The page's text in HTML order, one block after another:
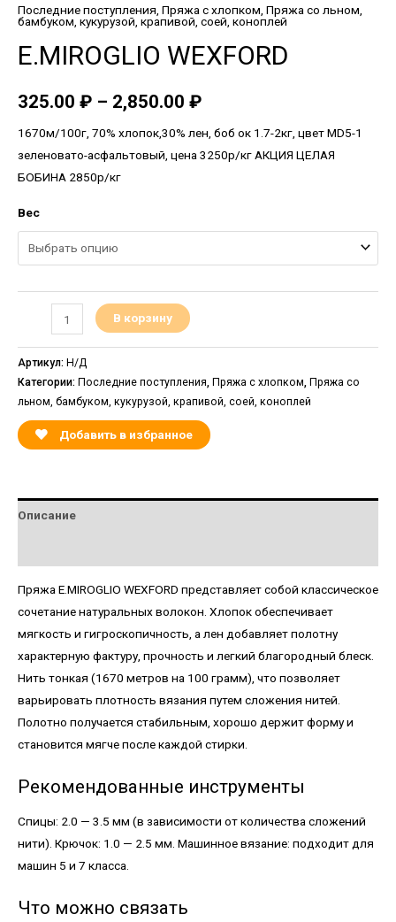
Последние поступления, Пряжа с хлопком, Пряжа со льном,
бамбуком, кукурузой, крапивой, соей, коноплей
E.MIROGLIO WEXFORD
325.00 ₽ – 2,850.00 ₽
1670м/100г, 70% хлопок,30% лен, боб ок 1.7-2кг, цвет MD5-1
зеленовато-асфальтовый, цена 3250р/кг АКЦИЯ ЦЕЛАЯ
БОБИНА 2850р/кг
Вес
В корзину
Артикул: Н/Д
Категории: Последние поступления, Пряжа с хлопком, Пряжа со
льном, бамбуком, кукурузой, крапивой, соей, коноплей
Добавить в избранное
Описание
Пряжа E.MIROGLIO WEXFORD представляет собой классическое
сочетание натуральных волокон. Хлопок обеспечивает
мягкость и гигроскопичность, а лен добавляет полотну
характерную фактуру, прочность и легкий благородный блеск.
Нить тонкая (1670 метров на 100 грамм), что позволяет
варьировать плотность вязания путем сложения нитей.
Полотно получается стабильным, хорошо держит форму и
становится мягче после каждой стирки.
Рекомендованные инструменты
Спицы: 2.0 — 3.5 мм (в зависимости от количества сложений
нити). Крючок: 1.0 — 2.5 мм. Машинное вязание: подходит для
машин 5 и 7 класса.
Что можно связать